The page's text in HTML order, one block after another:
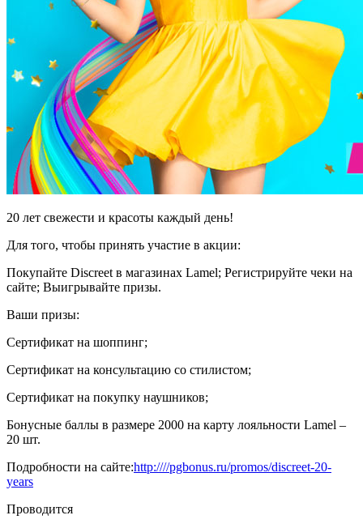
20 лет свежести и красоты каждый день!
Для того, чтобы принять участие в акции:
Покупайте Discreet в магазинах Lamel; Регистрируйте чеки на
сайте; Выигрывайте призы.
Ваши призы:
Сертификат на шоппинг;
Сертификат на консультацию со стилистом;
Сертификат на покупку наушников;
Бонусные баллы в размере 2000 на карту лояльности Lamel –
20 шт.
Подробности на сайте:http:////pgbonus.ru/promos/discreet-20-
years
Проводится